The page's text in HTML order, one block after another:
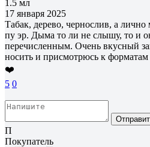
1.5 мл
17 января 2025
Табак, дерево, чернослив, а
пу эр. Дыма то ли не слышу, то и
перечисленным. Очень вкусный
носить и присмотрюсь к
❤️
5 0
П
Покупатель